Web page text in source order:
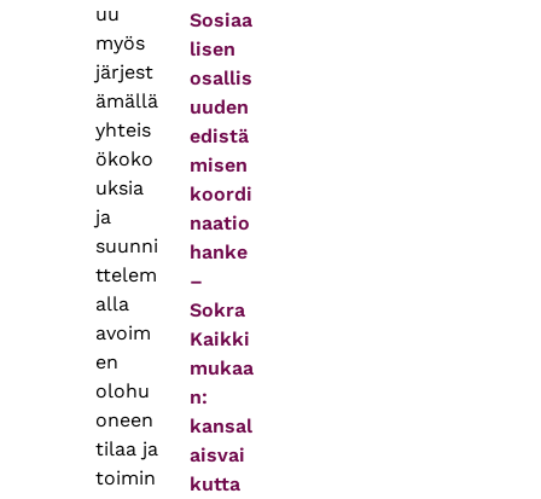
uu
myös
järjest
ämällä
yhteis
ökoko
uksia
ja
suunni
ttelem
alla
avoim
en
olohu
oneen
tilaa ja
toimin
Sosiaa
lisen
osallis
uuden
edistä
misen
koordi
naatio
hanke
–
Sokra
Kaikki
mukaa
n:
kansal
aisvai
kutta